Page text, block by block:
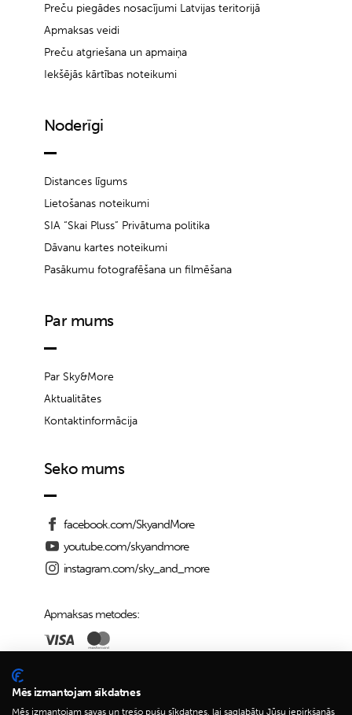
Preču piegādes nosacījumi Latvijas teritorijā
Apmaksas veidi
Preču atgriešana un apmaiņa
Iekšējās kārtības noteikumi
Noderīgi
Distances līgums
Lietošanas noteikumi
SIA “Skai Pluss” Privātuma politika
Dāvanu kartes noteikumi
Pasākumu fotografēšana un filmēšana
Par mums
Par Sky&More
Aktualitātes
Kontaktinformācija
Seko mums
facebook.com/SkyandMore
youtube.com/skyandmore
instagram.com/sky_and_more
Apmaksas metodes:
Piegādes iespējas:
Mēs izmantojam sīkdatnes
Mēs izmantojam savas un trešo pušu sīkdatnes, lai saglabātu Jūsu iepirkšanās